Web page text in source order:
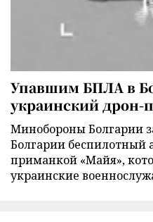
Упавшим БПЛА в
украинский дрон-
Минобороны Болгарии
Болгарии беспилотный
приманкой «Майя»,
украинские